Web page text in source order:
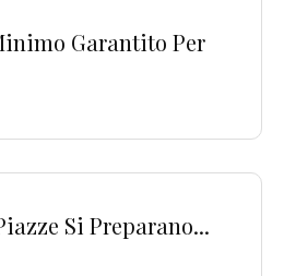
Garantito Per
Si Preparano...